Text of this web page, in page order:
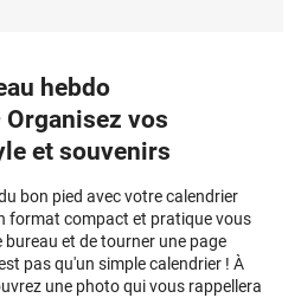
hebdo
vos
et souvenirs
bon pied avec votre calendrier
format compact et pratique vous
et de tourner une page
pas qu'un simple calendrier ! À
une photo qui vous rappellera